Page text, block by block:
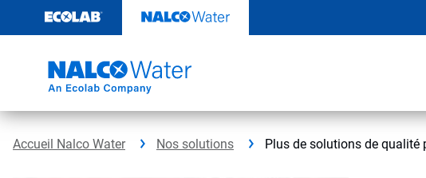
contenu​​​​​​​
Accueil Nalco Water Nos solutions Plus de solutions de qualité